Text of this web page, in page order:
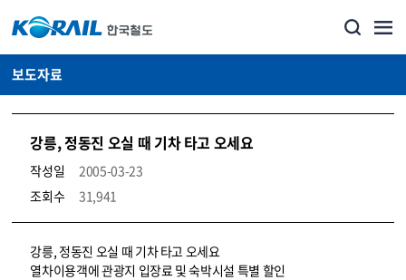
보도자료
강릉, 정동진 오실 때 기차 타고 오세요
작성일
2005-03-23
조회수
31,941
뉴스·홍보_보도자료 상세보기 – 내용, 파일, 담당자 연락처로 구성
강릉, 정동진 오실 때 기차 타고 오세요
열차이용객에 관광지 입장료 및 숙박시설 특별 할인